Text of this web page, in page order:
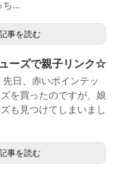
ち...
事を読む
ーズで親子リンク☆
日、赤いポインテッ
を買ったのですが、娘
も見つけてしまいまし
事を読む